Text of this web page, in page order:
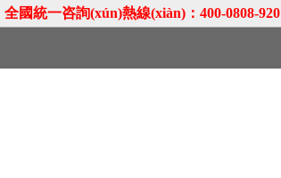
國統一咨詢(xún)熱線(xiàn)：400-0808-920